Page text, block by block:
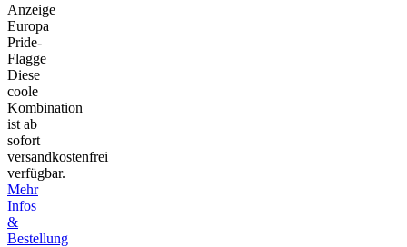
Anzeige
Europa
Pride-
Flagge
Diese
coole
Kombination
ist ab
sofort
versandkostenfrei
verfügbar.
Mehr
Infos
&
Bestellung